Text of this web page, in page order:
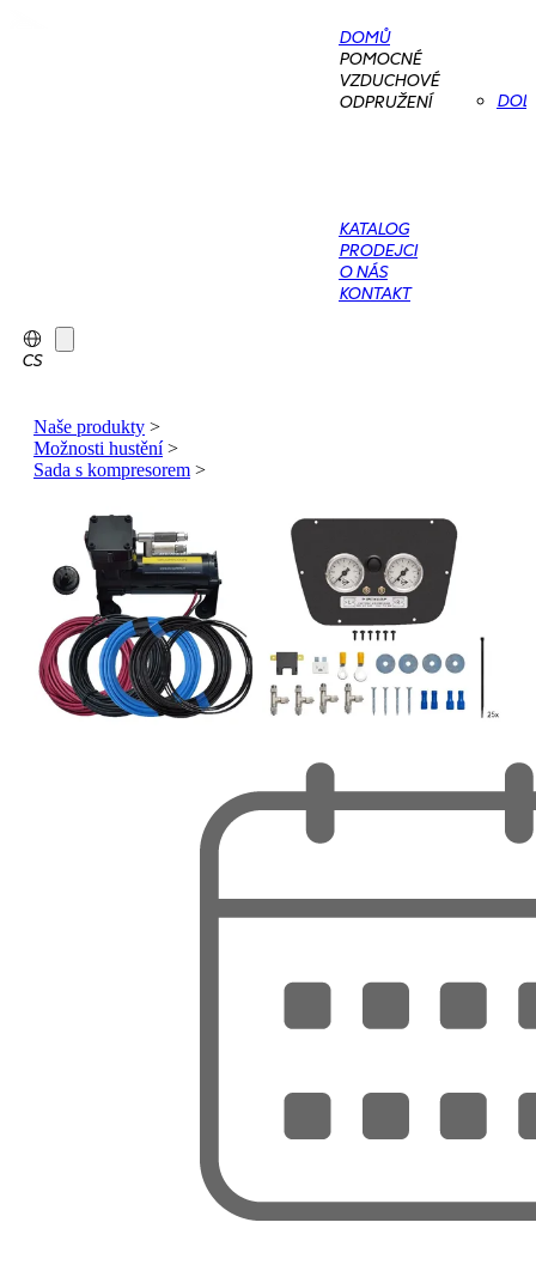
DOMŮ
POMOCNÉ
VZDUCHOVÉ
ODPRUŽENÍ
KATALOG
PRODEJCI
O NÁS
KONTAKT
CS
Naše produkty >
Možnosti hustění>
Sada s kompresorem >